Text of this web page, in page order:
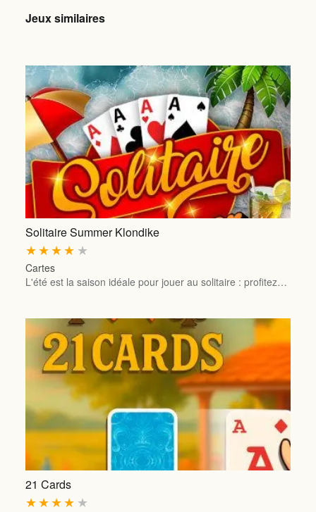
Jeux similaires
Solitaire Summer Klondike
★
★
★
★
★
Cartes
L'été est la saison idéale pour jouer au solitaire : profitez…
21 Cards
★
★
★
★
★